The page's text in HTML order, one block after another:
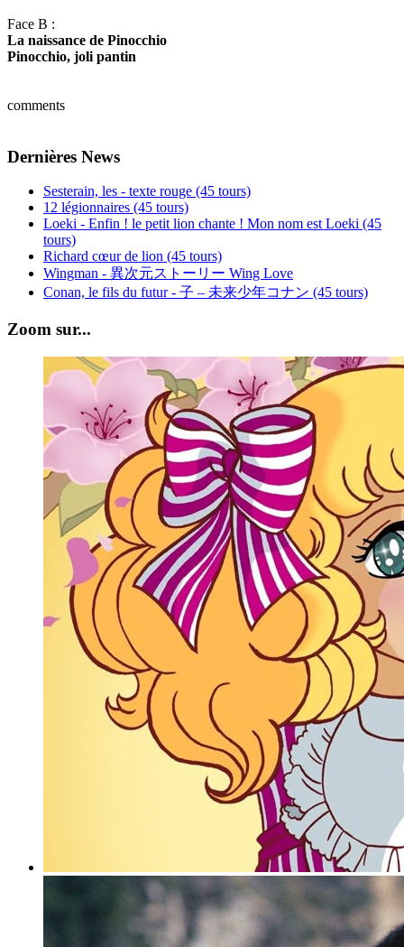
Face B :
La naissance de Pinocchio
Pinocchio, joli pantin
comments
Dernières News
Sesterain, les - texte rouge (45 tours)
12 légionnaires (45 tours)
Loeki - Enfin ! le petit lion chante ! Mon nom est Loeki (45
tours)
Richard cœur de lion (45 tours)
Wingman - 異次元ストーリー Wing Love
Conan, le fils du futur - 子 – 未来少年コナン (45 tours)
Zoom sur...